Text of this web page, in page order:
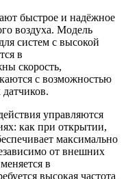
быстрое и надёжное
воздуха. Модель
систем с высокой
в
скорость,
с возможностью
управляются
как при открытии,
максимально
от внешних
в
высокая частота